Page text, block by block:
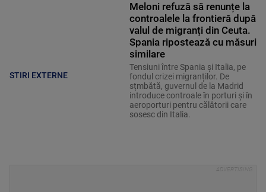
STIRI EXTERNE
Meloni refuză să renunțe la
controalele la frontieră după
valul de migranți din Ceuta.
Spania ripostează cu măsuri
similare
Tensiuni între Spania și Italia, pe
fondul crizei migranților. De
sțmbătă, guvernul de la Madrid
introduce controale în porturi și în
aeroporturi pentru călătorii care
sosesc din Italia.